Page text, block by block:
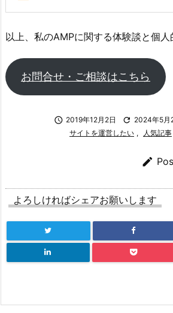
以上、私のAMPに関する体験談と個人
お問合せ・ご相談はこちら
 2019年12月2日  2024年5月
サイトを運営したい , 人気記事

よろしければシェアお願いします